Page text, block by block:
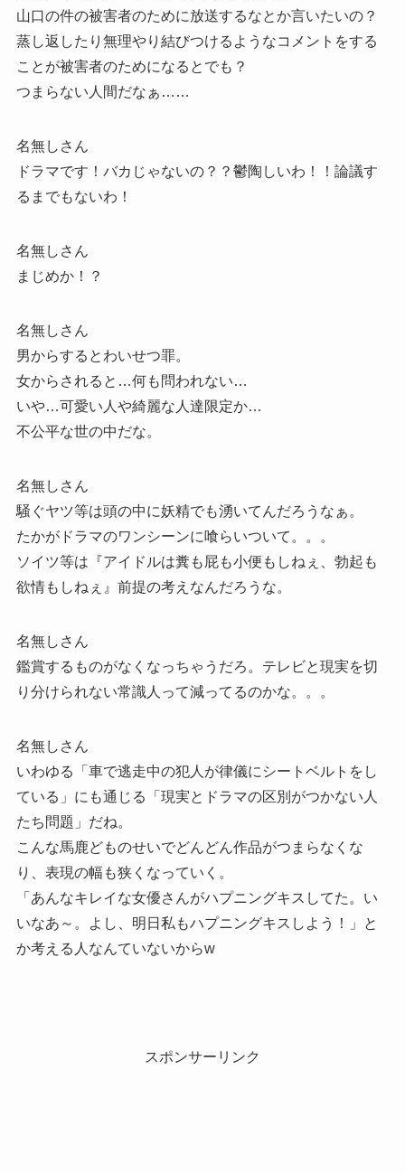
山口の件の被害者のために放送するなとか言いたいの？
蒸し返したり無理やり結びつけるようなコメントをする
ことが被害者のためになるとでも？
つまらない人間だなぁ……
名無しさん
ドラマです！バカじゃないの？？鬱陶しいわ！！論議す
るまでもないわ！
名無しさん
まじめか！？
名無しさん
男からするとわいせつ罪。
女からされると…何も問われない…
いや…可愛い人や綺麗な人達限定か…
不公平な世の中だな。
名無しさん
騒ぐヤツ等は頭の中に妖精でも湧いてんだろうなぁ。
たかがドラマのワンシーンに喰らいついて。。。
ソイツ等は『アイドルは糞も屁も小便もしねぇ、勃起も
欲情もしねぇ』前提の考えなんだろうな。
名無しさん
鑑賞するものがなくなっちゃうだろ。テレビと現実を切
り分けられない常識人って減ってるのかな。。。
名無しさん
いわゆる「車で逃走中の犯人が律儀にシートベルトをし
ている」にも通じる「現実とドラマの区別がつかない人
たち問題」だね。
こんな馬鹿どものせいでどんどん作品がつまらなくな
り、表現の幅も狭くなっていく。
「あんなキレイな女優さんがハプニングキスしてた。い
いなあ～。よし、明日私もハプニングキスしよう！」と
か考える人なんていないからw
スポンサーリンク